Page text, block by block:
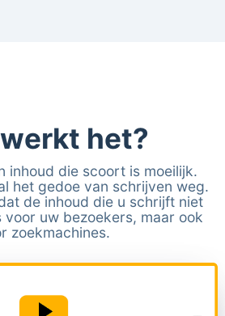
het?
inhoud die scoort is moeilijk.
het gedoe van schrijven weg.
de inhoud die u schrijft niet
voor uw bezoekers, maar ook
zoekmachines.